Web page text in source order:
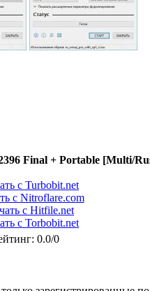
Final + Portable [Multi/
с Turbobit.net
с Nitroflare.com
с Hitfile.net
с Torbobit.net
: 0.0/0